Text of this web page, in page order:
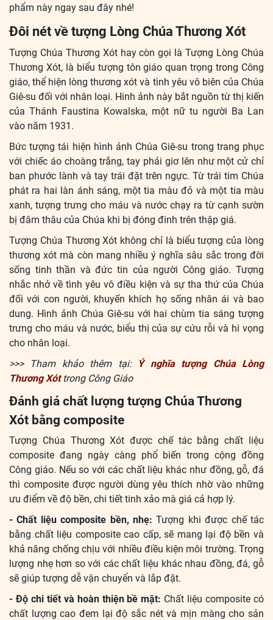
phẩm này ngay sau đây nhé!
Đôi nét về tượng Lòng Chúa Thương Xót
Tượng Chúa Thương Xót hay còn gọi là Tượng Lòng Chúa
Thương Xót, là biểu tượng tôn giáo quan trọng trong Công
giáo, thể hiện lòng thương xót và tình yêu vô biên của Chúa
Giê-su đối với nhân loại. Hinh ảnh này bắt nguồn từ thị kiến
của Thánh Faustina Kowalska, một nữ tu người Ba Lan
vào năm 1931.
Bức tượng tái hiện hình ảnh Chúa Giê-su trong trang phục
với chiếc áo choàng trắng, tay phải giơ lên như một cử chỉ
ban phước lành và tay trái đặt trên ngực. Từ trái tim Chúa
phát ra hai làn ánh sáng, một tia màu đỏ và một tia màu
xanh, tượng trưng cho máu và nước chạy ra từ cạnh sườn
bị đâm thâu của Chúa khi bị đóng đinh trên thập giá.
Tượng Chúa Thương Xót không chỉ là biểu tượng của lòng
thương xót mà còn mang nhiều ý nghĩa sâu sắc trong đời
sống tinh thần và đức tin của người Công giáo. Tượng
nhắc nhở về tình yêu vô điều kiện và sự tha thứ của Chúa
đối với con người, khuyến khích họ sống nhân ái và bao
dung. Hình ảnh Chúa Giê-su với hai chùm tia sáng tượng
trưng cho máu và nước, biểu thị của sự cứu rỗi và hi vọng
cho nhân loại.
>>> Tham khảo thêm tại:
Ý nghĩa tượng Chúa Lòng
Thương Xóttrong Công Giáo
Đánh giá chất lượng tượng Chúa Thương
Xót bằng composite
Tượng Chúa Thương Xót được chế tác bằng chất liệu
composite đang ngày càng phổ biến trong cộng đồng
Công giáo. Nếu so với các chất liệu khác như đồng, gỗ, đá
thì composite được người dùng yêu thích nhờ vào những
ưu điểm về độ bền, chi tiết tinh xảo mà giá cả hợp lý.
- Chất liệu composite bền, nhẹ:Tượng khi được chế tác
bằng chất liệu composite cao cấp, sẽ mang lại độ bền và
khả năng chống chịu với nhiều điều kiện môi trường. Trọng
lượng nhẹ hơn so với các chất liệu khác nhau đồng, đá, gỗ
sẽ giúp tượng dễ vận chuyển và lắp đặt.
- Độ chi tiết và hoàn thiện bề mặt: Chất liệu composite có
chất lượng cao đem lại độ sắc nét và mịn màng cho sản